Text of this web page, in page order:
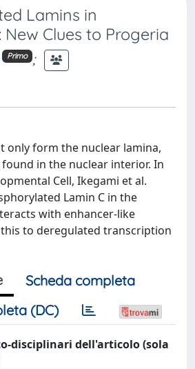
Lamins in
New Clues to Progeria
Primo
;
only form the nuclear lamina,
in the nuclear interior. In
Cell, Ikegami et al.
Lamin C in the
with enhancer-like
to deregulated transcription
Scheda completa
(DC)
disciplinari dell'articolo (sola